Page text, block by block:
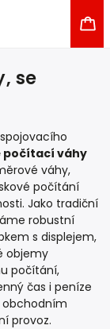
se
počítací váhy
váhy,
počítání
Jako tradiční
robustní
s displejem,
objemy
počítání,
čas i peníze
obchodním
provoz.